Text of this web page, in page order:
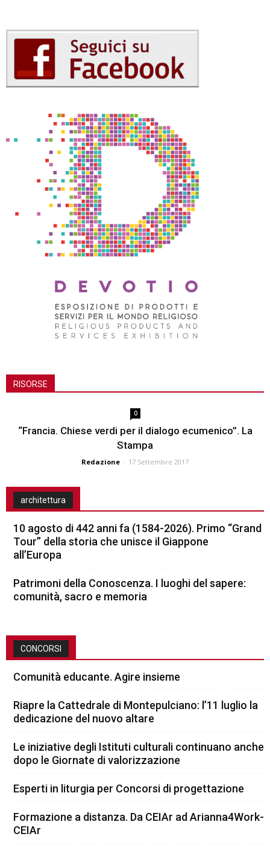
RISORSE
0
“Francia. Chiese verdi per il dialogo ecumenico”. La
Stampa
Redazione - 17 Settembre 2017
architettura
10 agosto di 442 anni fa (1584-2026). Primo “Grand
Tour” della storia che unisce il Giappone
all’Europa
Patrimoni della Conoscenza. I luoghi del sapere:
comunità, sacro e memoria
CONCORSI
Comunità educante. Agire insieme
Riapre la Cattedrale di Montepulciano: l’11 luglio la
dedicazione del nuovo altare
Le iniziative degli Istituti culturali continuano anche
dopo le Giornate di valorizzazione
Esperti in liturgia per Concorsi di progettazione
Formazione a distanza. Da CEIAr ad Arianna4Work-
CEIAr